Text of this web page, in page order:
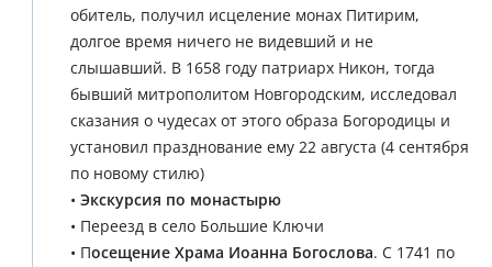
обитель, получил исцеление монах Питирим,
долгое время ничего не видевший и не
слышавший. В 1658 году патриарх Никон, тогда
бывший митрополитом Новгородским, исследовал
сказания о чудесах от этого образа Богородицы и
установил празднование ему 22 августа (4 сентября
по новому стилю)
• Экскурсия по монастырю
• Переезд в село Большие Ключи
• Посещение Храма Иоанна Богослова. С 1741 по